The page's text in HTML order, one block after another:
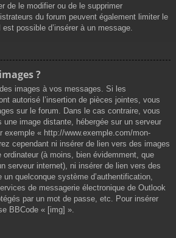
de le modifier ou de le supprimer
du forum peuvent également limiter le
est possible d’insérer à un message.
?
images à vos messages. Si les
autorisé l’insertion de pièces jointes, vous
sur le forum. Dans le cas contraire, vous
une image distante, hébergée sur un serveur
exemple « http://www.exemple.com/mon-
cependant ni insérer de lien vers des images
ordinateur (à moins, bien évidemment, que
serveur internet), ni insérer de lien vers des
un quelconque système d’authentification,
de messagerie électronique de Outlook
par un mot de passe, etc. Pour insérer
BBCode « [img] ».